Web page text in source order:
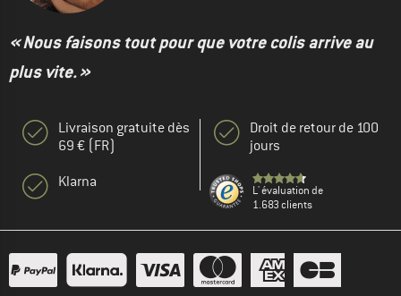
« Nous faisons tout pour que votre colis arrive au
plus vite. »
Livraison gratuite dès
69 € (FR)
Klarna
Droit de retour de 100
jours
L' évaluation de
1.683 clients